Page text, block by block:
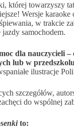
której towarzyszy
Wersje karaoke
w trakcie
samochodem.
dla nauczycieli
lub w
ilustracje
szczegółów,
do wspólnej
to: